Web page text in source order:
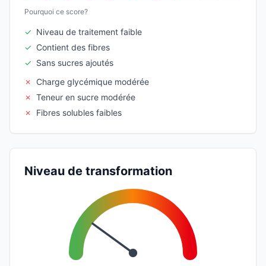
Pourquoi ce score?
✓ Niveau de traitement faible
✓ Contient des fibres
✓ Sans sucres ajoutés
✗
Charge glycémique modérée
✗ Teneur en sucre modérée
✗
Fibres solubles faibles
Niveau de transformation